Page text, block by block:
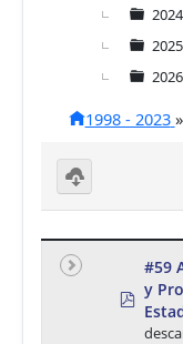
2024
2025
2026
1998 - 2023 »
w
nl
o
p
#59
y